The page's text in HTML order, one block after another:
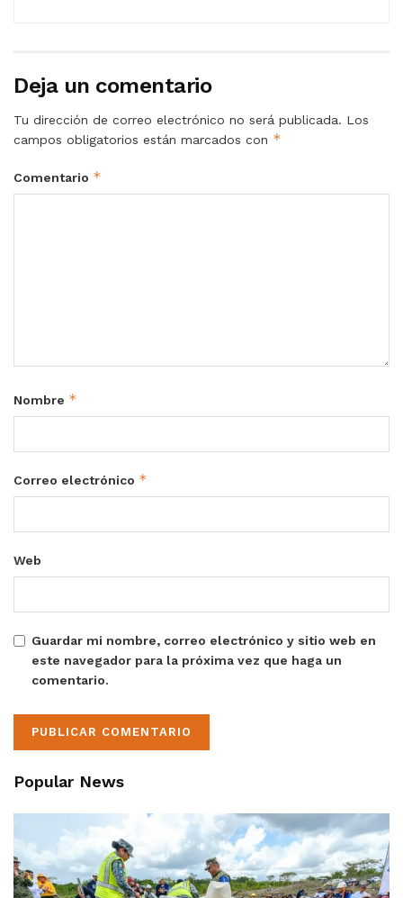
Deja un comentario
Tu dirección de correo electrónico no será publicada. Los
campos obligatorios están marcados con *
Comentario *
Nombre *
Correo electrónico *
Web
Guardar mi nombre, correo electrónico y sitio web en
este navegador para la próxima vez que haga un
comentario.
Popular News